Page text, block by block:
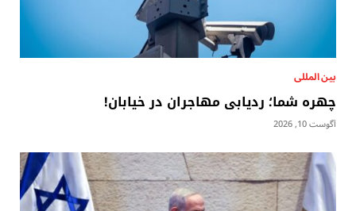
بين المللى
چهره شما؛ ردیابی مهاجران در خیابان!
آگوست 10, 2026